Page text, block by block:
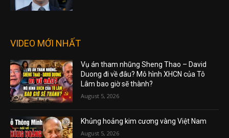
VIDEO MỚI NHẤT
Vụ án tham nhũng Sheng Thao – David
Duong đi về đâu? Mô hình XHCN của Tô
Lâm bao giờ sẽ thành?
August 5, 2026
Khủng hoảng kim cương vàng Việt Nam
August 5, 2026